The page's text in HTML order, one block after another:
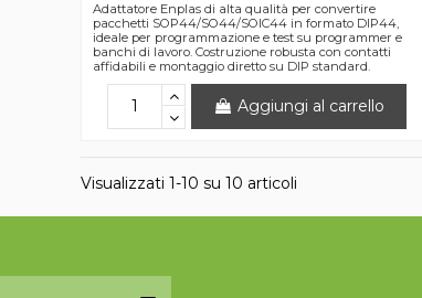
Adattatore Enplas di alta qualità per convertire
pacchetti SOP44/SO44/SOIC44 in formato DIP44,
ideale per programmazione e test su programmer e
banchi di lavoro. Costruzione robusta con contatti
affidabili e montaggio diretto su DIP standard.
Aggiungi al carrello
Visualizzati 1-10 su 10 articoli